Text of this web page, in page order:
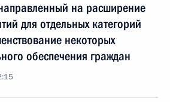
на расширение
для отдельных категорий
некоторых
обеспечения граждан